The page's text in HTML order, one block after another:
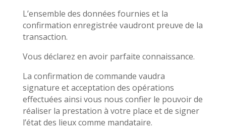
L’ensemble des données fournies et la
confirmation enregistrée vaudront preuve de la
transaction.
Vous déclarez en avoir parfaite connaissance.
La confirmation de commande vaudra
signature et acceptation des opérations
effectuées ainsi vous nous confier le pouvoir de
réaliser la prestation à votre place et de signer
l’état des lieux comme mandataire.